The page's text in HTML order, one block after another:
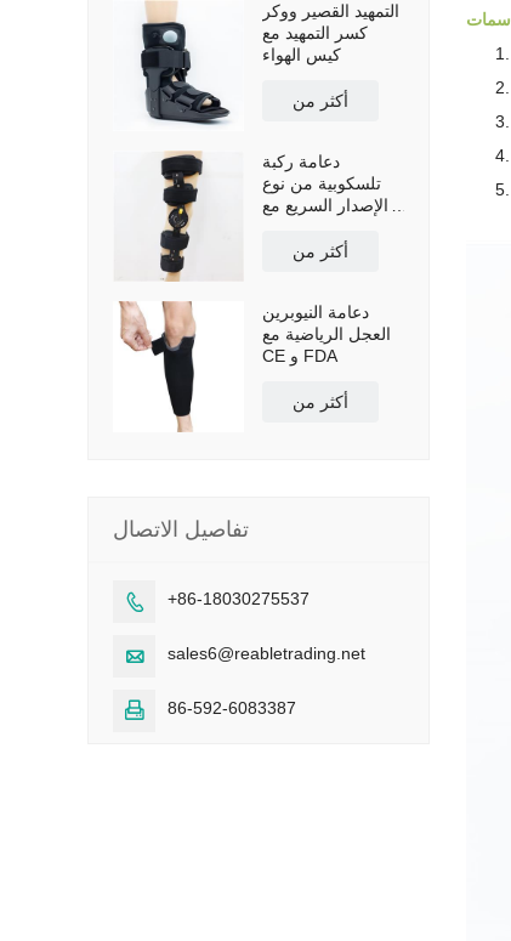
التمهيد القصير ووكر
كسر التمهيد مع
كيس الهواء
أكثر من
دعامة ركبة
تلسكوبية من نوع
الإصدار السريع مع
أكثر من
دعامة النيوبرين
العجل الرياضية مع
CE و FDA
أكثر من
تفاصيل الاتصال
 +86-18030275537
 sales6@reabletrading.net
 86-592-6083387